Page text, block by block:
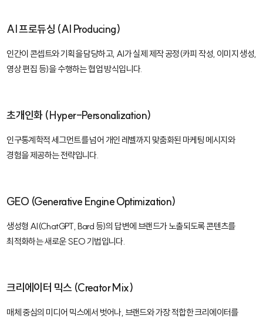
AI 프로듀싱 (AI Producing)
인간이 콘셉트와 기획을 담당하고, AI가 실제 제작 공정(카피 작성, 이미지 생성,
영상 편집 등)을 수행하는 협업 방식입니다.
초개인화 (Hyper-Personalization)
인구통계학적 세그먼트를 넘어 개인 레벨까지 맞춤화된 마케팅 메시지와
경험을 제공하는 전략입니다.
GEO (Generative Engine Optimization)
생성형 AI(ChatGPT, Bard 등)의 답변에 브랜드가 노출되도록 콘텐츠를
최적화하는 새로운 SEO 기법입니다.
크리에이터 믹스 (Creator Mix)
매체 중심의 미디어 믹스에서 벗어나, 브랜드와 가장 적합한 크리에이터를